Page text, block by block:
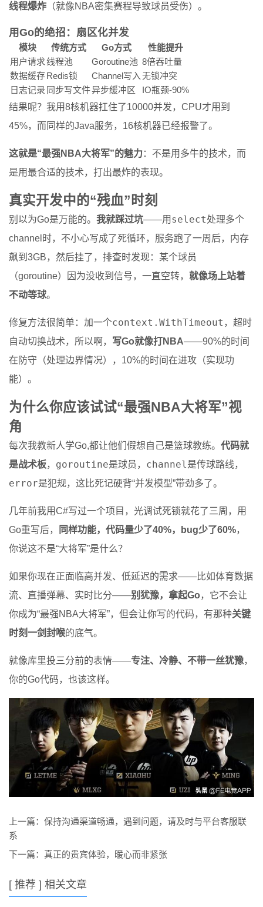
线程爆炸 （就像NBA密集赛程导致球员受伤）。
用Go的绝招：扇区化并发
模块 传统方式 Go方式
性能提升
用户请求 线程池 Goroutine池 8倍吞吐量
数据缓存Redis锁 Channel写入 无锁冲突
日志记录 同步写文件异步缓冲区
IO瓶颈-90%
结果呢？我用8核机器扛住了10000并发，CPU才用到
45%，而同样的Java服务，16核机器已经报警了。
这就是“最强NBA大将军”的魅力 ：不是用多牛的技术，而
是用最合适的技术，打出最炸的表现。
真实开发中的“残血”时刻
别以为Go是万能的。 我就踩过坑——用 select处理多个
channel时，不小心写成了死循环，服务跑了一周后，内存
飙到3GB，然后挂了，排查时发现：某个球员
（goroutine）因为没收到信号，一直空转， 就像场上站着
不动等球。
修复方法很简单：加一个context.WithTimeout ，超时
自动切换战术，所以啊， 写Go就像打NBA——90%的时间
在防守（处理边界情况），10%的时间在进攻（实现功
能）。
为什么你应该试试“最强NBA大将军”视
角
每次我教新人学Go,都让他们假想自己是篮球教练。 代码就
是战术板， goroutine是球员， channel 是传球路线，
error是犯规，这比死记硬背“并发模型”带劲多了。
几年前我用C#写过一个项目，光调试死锁就花了三周，用
Go重写后，
同样功能，代码量少了40%，bug少了60%，
你说这不是“大将军”是什么？
如果你现在正面临高并发、低延迟的需求——比如体育数据
流、直播弹幕、实时比分——别犹豫，拿起Go，它不会让
你成为“最强NBA大将军”，但会让你写的代码，有那种关键
时刻一剑封喉的底气。
就像库里投三分前的表情——专注、冷静、不带一丝犹豫，
你的Go代码，也该这样。
上一篇： 保持沟通渠道畅通，遇到问题，请及时与平台客服联
系
下一篇： 真正的贵宾体验，暖心而非紧张
[ 推荐 ] 相关文章